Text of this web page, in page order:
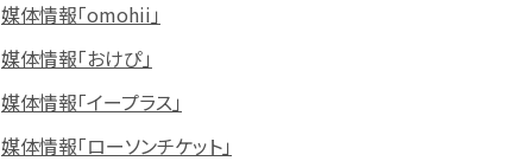
媒体情報「omohii」
媒体情報「おけぴ」
媒体情報「イープラス」
媒体情報「ローソンチケット」